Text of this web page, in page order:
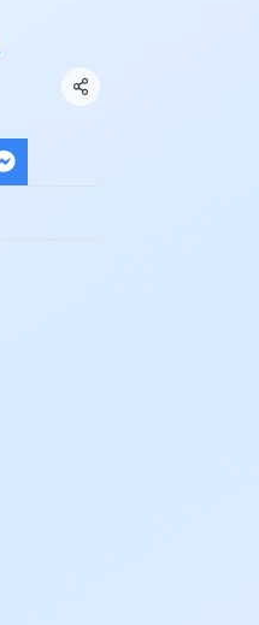
แชร์